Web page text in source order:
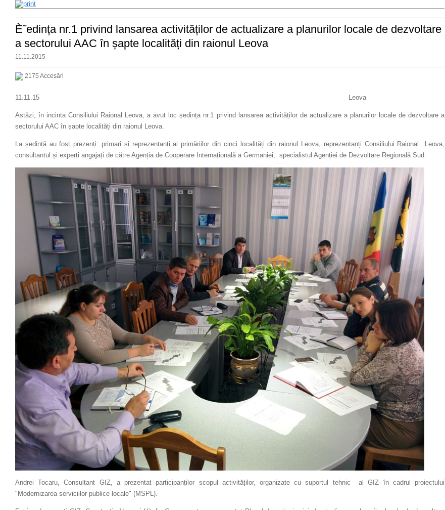
È˜edința nr.1 privind lansarea activităților de actualizare a planurilor locale de dezvoltare
a sectorului AAC în șapte localități din raionul Leova
11.11.2015
2175 Accesări
11.11.15 Leova
Astăzi, în incinta Consiliului Raional Leova, a avut loc ședința nr.1 privind lansarea activităților de actualizare a planurilor locale de dezvoltare a
sectorului AAC în șapte localități din raionul Leova.
La ședință au fost prezenți: primari și reprezentanți ai primăriilor din cinci localități din raionul Leova, reprezentanți Consiliului Raional Leova,
consultantul și experți angajați de către Agenția de Cooperare Internațională a Germaniei, specialistul Agenției de Dezvoltare Regională Sud.
Andrei Tocaru, Consultant GIZ, a prezentat participanților scopul activităților, organizate cu suportul tehnic al GIZ în cadrul proiectului
"Modernizarea serviciilor publice locale" (MSPL).